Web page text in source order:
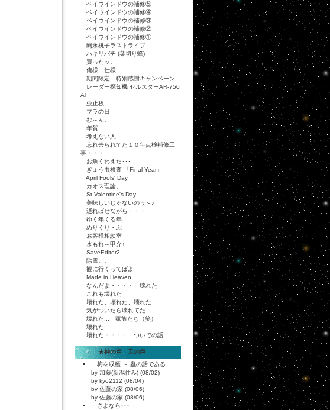
ベイウインドウの補修⑤
ベイウインドウの補修④
ベイウインドウの補修③
ベイウインドウの補修②
ベイウインドウの補修①
嗣永桃子ラストライブ
ハキリバチ (葉切り蜂)
買ったッ。
俺様 仕様
期間限定 特別感謝キャンペーン
レーダー探知機 セルスターAR-750
AT
虫止板
ブラの日
む～ん。
年賀
考えない人
忘れ去られてた１０年点検補修工
事・・・
お魚くわえた･･･
ぎょう虫検査 「Final Year」
April Fools' Day
カオス理論。
St Valentine's Day
美味しいじゃないのゥ～♪
遅ればせながら・・・
ゆく年くる年
めりくり・ぶ
お客様相談室
水もれ～甲介♪
SaveEditor2
除雪。。
観に行くってばよ
Made in Heaven
なんだよ・・・・ 壊れた
これも壊れた
壊れた、壊れた、壊れた
気がついたら壊れてた
壊れた... 家族たち（笑）
壊れた
壊れた・・・・ ついでの話
★神の声 天の声
梅を収穫 ～ 蟲の話である
by 加藤(新潟住み) (08/02)
by kyo2112 (08/04)
by 佐藤の家 (08/06)
by 佐藤の家 (08/06)
さよなら･･･